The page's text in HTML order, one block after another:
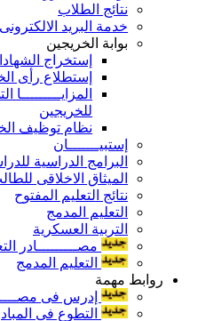
نتائج الطلاب
خدمة البريد الالكترونى
بوابة الخريجين
إستخراج
إستطلاع رأى
للخريجين
نظام توظيف
إستبيـــــــان
البرامج الدراسية
الميثاق الاخلاقى
نتائج التعليم المفتوح
التعليم المدمج
التربية العسكرية
مصـــــــــادر
التعليم المدمج
روابط مهمة
إدرس فى
التطوع فى